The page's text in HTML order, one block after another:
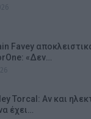
Favey
«Δεν…
Torcal: Αν και
έχει…